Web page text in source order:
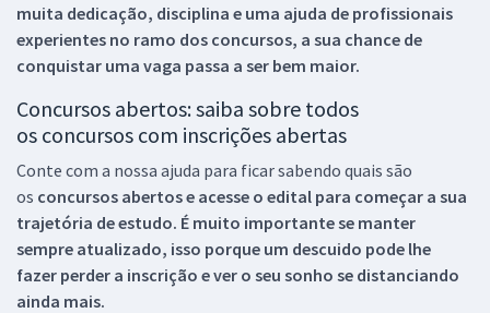
muita dedicação, disciplina e uma ajuda de profissionais
experientes no ramo dos concursos, a sua chance de
conquistar uma vaga passa a ser bem maior.
Concursos abertos: saiba sobre todos
os concursos com inscrições abertas
Conte com a nossa ajuda para ficar sabendo quais são
os concursos abertos e acesse o edital para começar a sua
trajetória de estudo. É muito importante se manter
sempre atualizado, isso porque um descuido pode lhe
fazer perder a inscrição e ver o seu sonho se distanciando
ainda mais.